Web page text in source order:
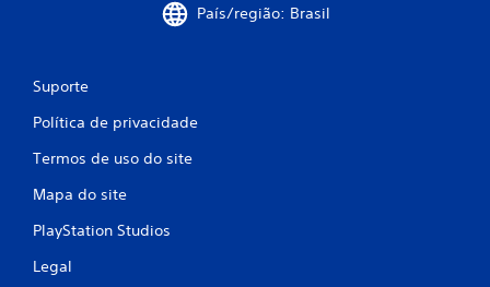
País/região: Brasil
Suporte
Política de privacidade
Termos de uso do site
Mapa do site
PlayStation Studios
Legal